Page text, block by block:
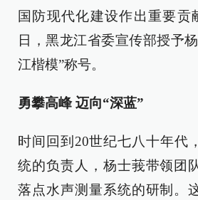
国防现代化建设作出重要贡
日，黑龙江省委宣传部授予
江楷模”称号。
勇攀高峰 迈向“深蓝”
时间回到20世纪七八十年代
统的负责人，杨士莪带领团
落点水声测量系统的研制。